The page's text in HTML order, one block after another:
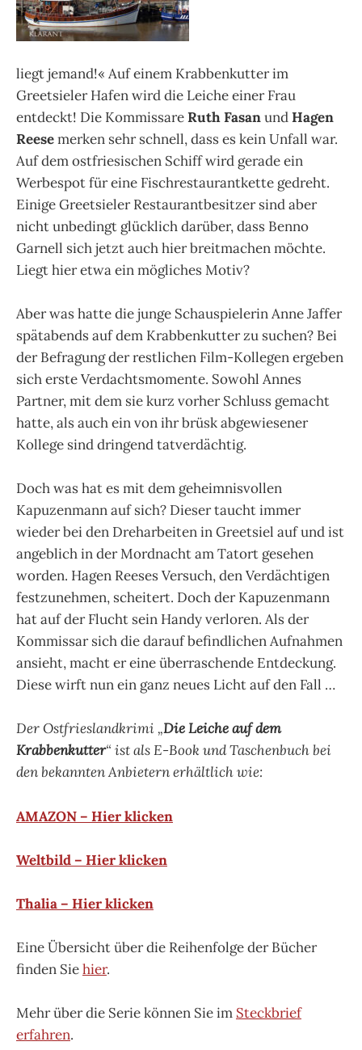
liegt jemand!« Auf einem Krabbenkutter im
Greetsieler Hafen wird die Leiche einer Frau
entdeckt! Die KommissareRuth FasanundHagen
Reesemerken sehr schnell, dass es kein Unfall war.
Auf dem ostfriesischen Schiff wird gerade ein
Werbespot für eine Fischrestaurantkette gedreht.
Einige Greetsieler Restaurantbesitzer sind aber
nicht unbedingt glücklich darüber, dass Benno
Garnell sich jetzt auch hier breitmachen möchte.
Liegt hier etwa ein mögliches Motiv?
Aber was hatte die junge Schauspielerin Anne Jaffer
spätabends auf dem Krabbenkutter zu suchen? Bei
der Befragung der restlichen Film-Kollegen ergeben
sich erste Verdachtsmomente. Sowohl Annes
Partner, mit dem sie kurz vorher Schluss gemacht
hatte, als auch ein von ihr brüsk abgewiesener
Kollege sind dringend tatverdächtig.
Doch was hat es mit dem geheimnisvollen
Kapuzenmann auf sich? Dieser taucht immer
wieder bei den Dreharbeiten in Greetsiel auf und ist
angeblich in der Mordnacht am Tatort gesehen
worden. Hagen Reeses Versuch, den Verdächtigen
festzunehmen, scheitert. Doch der Kapuzenmann
hat auf der Flucht sein Handy verloren. Als der
Kommissar sich die darauf befindlichen Aufnahmen
ansieht, macht er eine überraschende Entdeckung.
Diese wirft nun ein ganz neues Licht auf den Fall …
Der Ostfrieslandkrimi „Die Leiche auf dem
Krabbenkutter“ ist als E-Book und Taschenbuch bei
den bekannten Anbietern erhältlich wie:
AMAZON – Hier klicken
Weltbild – Hier klicken
Thalia – Hier klicken
Eine Übersicht über die Reihenfolge der Bücher
finden Siehier.
Mehr über die Serie können Sie im Steckbrief
erfahren.